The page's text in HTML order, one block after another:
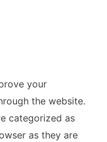
your
the website.
categorized as
as they are